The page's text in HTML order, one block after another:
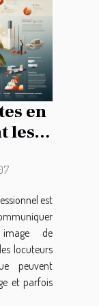
en
les
est
de
locuteurs
peuvent
et parfois